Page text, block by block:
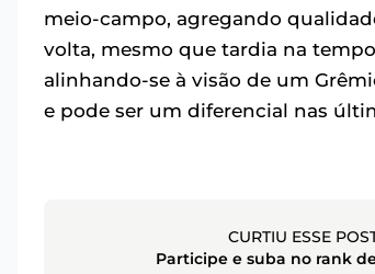
meio-campo, agregando
volta, mesmo que tardia na
alinhando-se à visão de um
e pode ser um diferencial nas
CURTIU ESSE
Participe e suba no rank